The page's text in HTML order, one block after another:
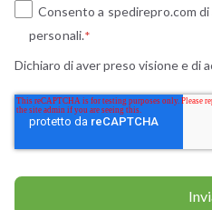
Consento a spedirepro.com
personali.*
Dichiaro di aver preso visione e di